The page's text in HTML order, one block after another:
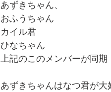
あずきちゃん、
おふうちゃん
カイル君
ひなちゃん
上記のこのメンバーが同期
あずきちゃんはなつ君が